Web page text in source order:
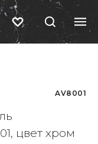
AV8001
цвет хром